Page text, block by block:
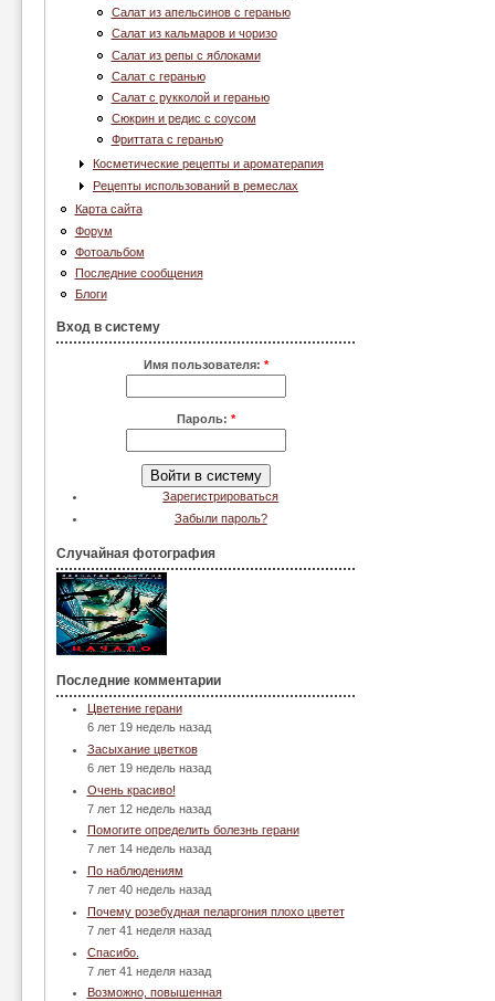
Салат из апельсинов с геранью
Салат из кальмаров и чоризо
Салат из репы с яблоками
Салат с геранью
Салат с рукколой и геранью
Сюкрин и редис с соусом
Фриттата с геранью
Косметические рецепты и ароматерапия
Рецепты использований в ремеслах
Карта сайта
Форум
Фотоальбом
Последние сообщения
Блоги
Вход в систему
Имя пользователя: *
Пароль: *
Зарегистрироваться
Забыли пароль?
Случайная фотография
Последние комментарии
Цветение герани
6 лет 19 недель назад
Засыхание цветков
6 лет 19 недель назад
Очень красиво!
7 лет 12 недель назад
Помогите определить болезнь герани
7 лет 14 недель назад
По наблюдениям
7 лет 40 недель назад
Почему розебудная пеларгония плохо цветет
7 лет 41 неделя назад
Спасибо.
7 лет 41 неделя назад
Возможно, повышенная